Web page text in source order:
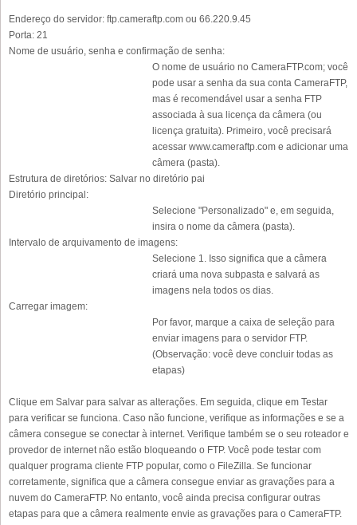
Endereço do servidor: ftp.cameraftp.com ou 66.220.9.45
Porta: 21
Nome de usuário, senha e confirmação de senha:
O nome de usuário no CameraFTP.com; você
pode usar a senha da sua conta CameraFTP,
mas é recomendável usar a senha FTP
associada à sua licença da câmera (ou
licença gratuita). Primeiro, você precisará
acessar www.cameraftp.com e adicionar uma
câmera (pasta).
Estrutura de diretórios: Salvar no diretório pai
Diretório principal:
Selecione "Personalizado" e, em seguida,
insira o nome da câmera (pasta).
Intervalo de arquivamento de imagens:
Selecione 1. Isso significa que a câmera
criará uma nova subpasta e salvará as
imagens nela todos os dias.
Carregar imagem:
Por favor, marque a caixa de seleção para
enviar imagens para o servidor FTP.
(Observação: você deve concluir todas as
etapas)
Clique em Salvar para salvar as alterações. Em seguida, clique em Testar
para verificar se funciona. Caso não funcione, verifique as informações e se a
câmera consegue se conectar à internet. Verifique também se o seu roteador e
provedor de internet não estão bloqueando o FTP. Você pode testar com
qualquer programa cliente FTP popular, como o FileZilla. Se funcionar
corretamente, significa que a câmera consegue enviar as gravações para a
nuvem do CameraFTP. No entanto, você ainda precisa configurar outras
etapas para que a câmera realmente envie as gravações para o CameraFTP.